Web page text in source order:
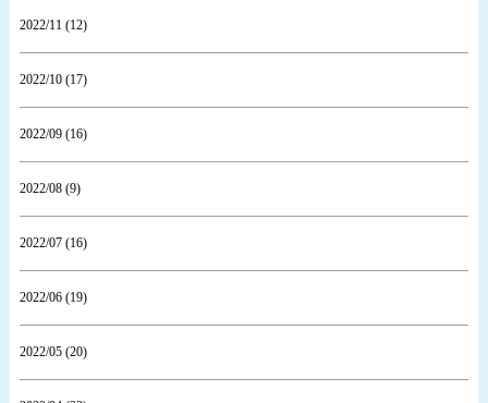
2022/11 (12)
2022/10 (17)
2022/09 (16)
2022/08 (9)
2022/07 (16)
2022/06 (19)
2022/05 (20)